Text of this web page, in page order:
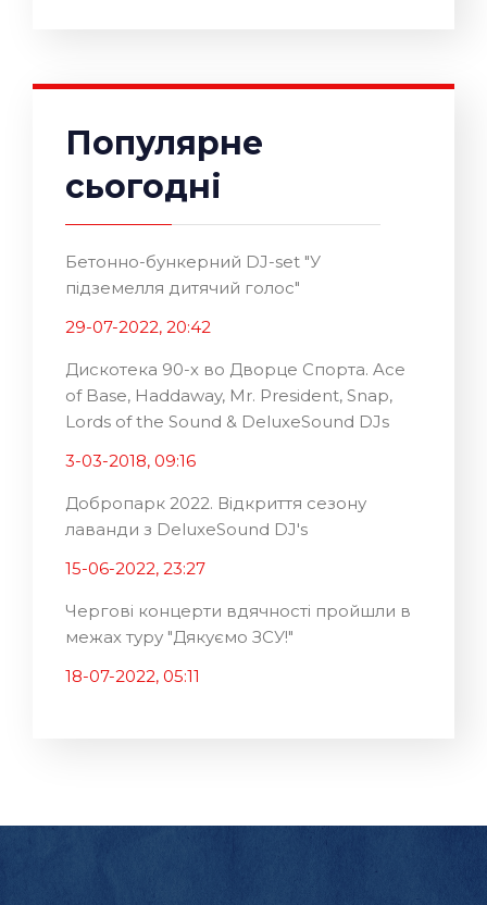
Популярне
сьогодні
Бетонно-бункерний DJ-set "У
підземелля дитячий голос"
29-07-2022, 20:42
Дискотека 90-х во Дворце Спорта. Ace
of Base, Haddaway, Mr. President, Snap,
Lords of the Sound & DeluxeSound DJs
3-03-2018, 09:16
Добропарк 2022. Відкриття сезону
лаванди з DeluxeSound DJ's
15-06-2022, 23:27
Чергові концерти вдячності пройшли в
межах туру "Дякуємо ЗСУ!"
18-07-2022, 05:11